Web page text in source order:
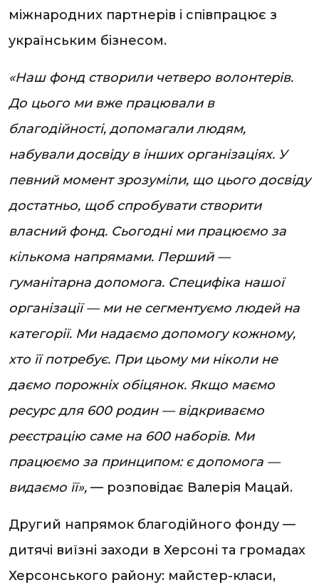
міжнародних партнерів і співпрацює з
українським бізнесом.
«Наш фонд створили четверо волонтерів.
До цього ми вже працювали в
благодійності, допомагали людям,
набували досвіду в інших організаціях. У
певний момент зрозуміли, що цього досвіду
достатньо, щоб спробувати створити
власний фонд. Сьогодні ми працюємо за
кількома напрямами. Перший —
гуманітарна допомога. Специфіка нашої
організації — ми не сегментуємо людей на
категорії. Ми надаємо допомогу кожному,
хто її потребує. При цьому ми ніколи не
даємо порожніх обіцянок. Якщо маємо
ресурс для 600 родин — відкриваємо
реєстрацію саме на 600 наборів. Ми
працюємо за принципом: є допомога —
видаємо її», — розповідає Валерія Мацай.
Другий напрямок благодійного фонду —
дитячі виїзні заходи в Херсоні та громадах
Херсонського району: майстер-класи,